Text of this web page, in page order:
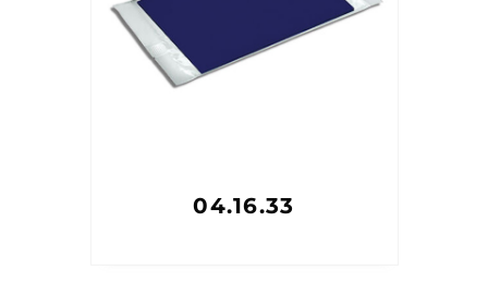
04.16.33